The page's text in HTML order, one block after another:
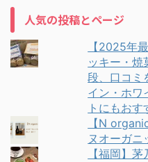
人気の投稿とページ
【2025年
ッキー・焼
段、口コミ
イン・ホワ
トにもおす
【N
ヌオーガニ
【福岡】